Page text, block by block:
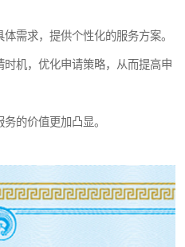
需求，提供个性化的服务方案。
机，优化申请策略，从而提高申
的价值更加凸显。